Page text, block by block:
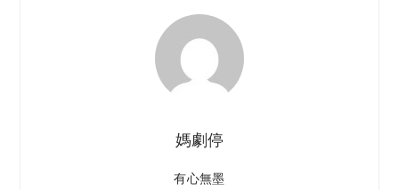
媽劇停
有心無墨